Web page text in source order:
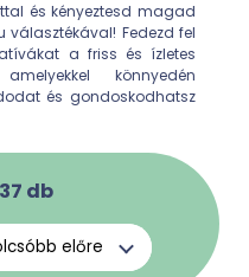
és kényeztesd magad
Fedezd fel
a friss és ízletes
könnyedén
és gondoskodhatsz
37 db